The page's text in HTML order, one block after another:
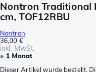
Nontron Traditional
cm, TOF12RBU
Nontron
36,00 €
inkl. MwSt.
± 1 Monat
Dieser Artikel wurde bestellt.